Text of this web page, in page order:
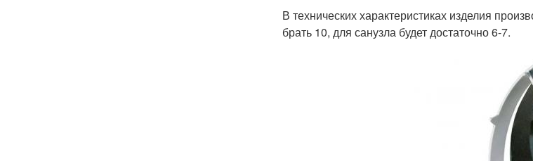
В технических характеристиках изделия
брать 10, для санузла будет достаточно 6-7.